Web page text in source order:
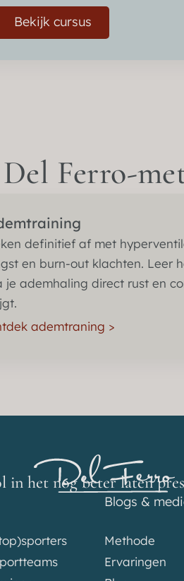
Bekijk cursus
Ferro-
definitief af met
en burn-out klachten. Leer
je ademhaling direct rust en
ademtraning >
in het nog beter laten
Blogs &
Methode
Ervaringen